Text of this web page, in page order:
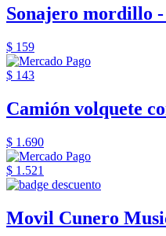
Sonajero mordillo
$ 159
$ 143
Camión volquete
$ 1.690
$ 1.521
Movil Cunero